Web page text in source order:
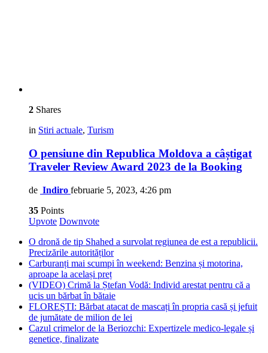
2 Shares
in Stiri actuale, Turism
O pensiune din Republica Moldova a câștigat
Traveler Review Award 2023 de la Booking
de Indiro februarie 5, 2023, 4:26 pm
35 Points
Upvote Downvote
O dronă de tip Shahed a survolat regiunea de est a republicii.
Precizările autorităților
Carburanți mai scumpi în weekend: Benzina și motorina,
aproape la același preț
(VIDEO) Crimă la Ștefan Vodă: Individ arestat pentru că a
ucis un bărbat în bătaie
FLOREȘTI: Bărbat atacat de mascați în propria casă și jefuit
de jumătate de milion de lei
Cazul crimelor de la Beriozchi: Expertizele medico-legale și
genetice, finalizate